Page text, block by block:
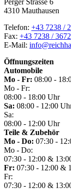
4310 Mauthausen
Telefon: +43 7238 /
Fax: +43 7238 / 3672
E-Mail:
Öffnungszeiten
Automobile
Mo - Fr: 08:00 -
Mo - Fr:
08:00 - 18:00 Uhr
Sa: 08:00 - 12:00
Sa:
08:00 - 12:00 Uhr
Teile & Zubehör
Mo - Do: 07:30 -
Mo - Do:
07:30 - 12:00 &
Fr: 07:30 - 12:00 &
Fr:
07:30 - 12:00 &